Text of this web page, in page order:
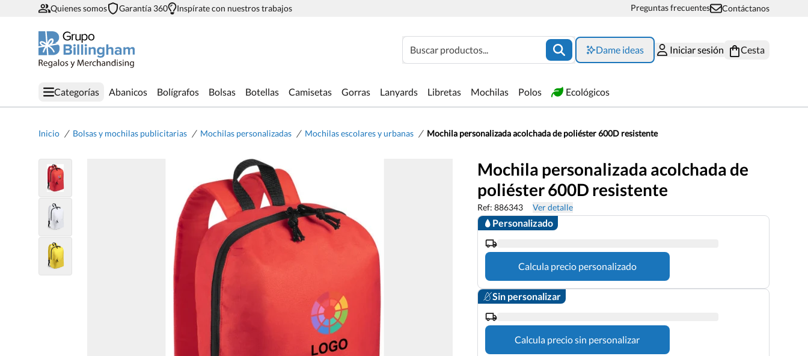
Quienes somos Garantía 360 Inspírate con nuestros trabajos Preguntas frecuentes Contáctanos
Buscar productos... Dame ideas Iniciar sesión Cesta
Categorías Abanicos Bolígrafos Bolsas Botellas Camisetas Gorras Lanyards Libretas Mochilas Polos Ecológicos
Inicio / Bolsas y mochilas publicitarias / Mochilas personalizadas / Mochilas escolares y urbanas / Mochila personalizada acolchada de poliéster 600D resistente
Mochila personalizada acolchada de
poliéster 600D resistente
Ref: 886343 Ver detalle
Personalizado
Calcula precio personalizado
Sin personalizar
Calcula precio sin personalizar